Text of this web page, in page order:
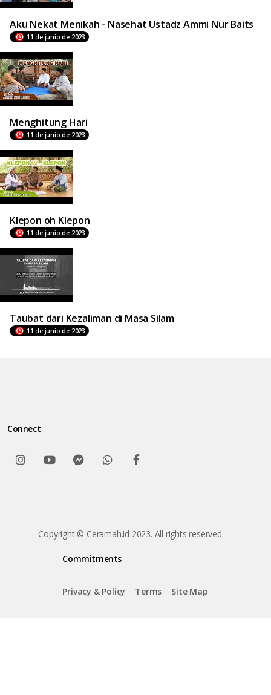
Aku Nekat Menikah - Nasehat Ustadz Ammi Nur Baits
11 de junio de 2023
Menghitung Hari
11 de junio de 2023
Klepon oh Klepon
11 de junio de 2023
Taubat dari Kezaliman di Masa Silam
11 de junio de 2023
Connect
Copyright © Ceramah.id 2023. All rights reserved.
Commitments
Privacy & Policy Terms Site Map